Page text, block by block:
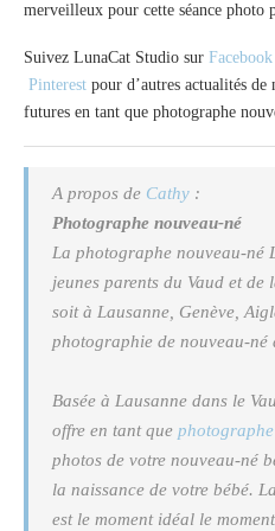
merveilleux pour cette séance photo
Suivez LunaCat Studio sur Facebook
Pinterest pour d’autres actualités de
futures en tant que photographe
A propos de Cathy :
Photographe nouveau-né
La photographe nouveau-né
jeunes parents du Vaud et de
soit à Lausanne, Genève,
photographie de nouveau-né
Basée à Lausanne dans le
offre en tant que
photos de votre nouveau-né
la naissance de votre bébé. La
est le moment idéal le